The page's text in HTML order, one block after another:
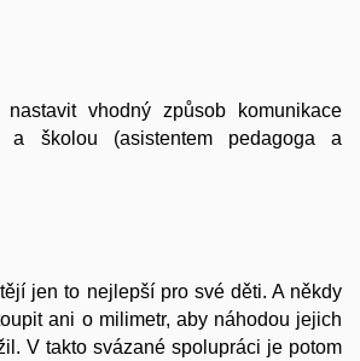
vhodný způsob komunikace
školou (asistentem pedagoga a
jen to nejlepší pro své děti. A někdy
ani o milimetr, aby náhodou jejich
V takto svázané spolupráci je potom